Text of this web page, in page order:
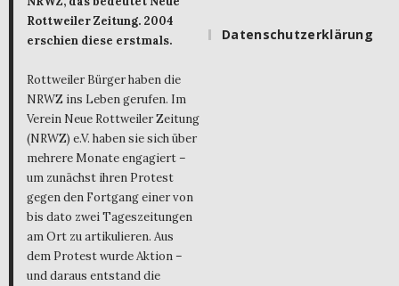
Rottweiler Zeitung. 2004
erschien diese erstmals.
Rottweiler Bürger haben die
NRWZ ins Leben gerufen. Im
Verein Neue Rottweiler Zeitung
(NRWZ) e.V. haben sie sich über
mehrere Monate engagiert –
um zunächst ihren Protest
gegen den Fortgang einer von
bis dato zwei Tageszeitungen
am Ort zu artikulieren. Aus
dem Protest wurde Aktion –
und daraus entstand die
Datenschutzerklärung